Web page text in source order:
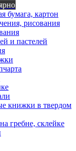
бумага, картон
рисования
и пастелей
книжки в твердом
гребне, склейке